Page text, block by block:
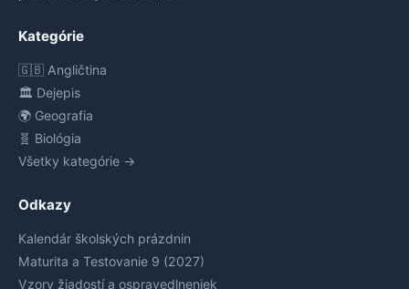
Kategórie
🇬🇧 Angličtina
🏛️ Dejepis
🌍 Geografia
🧬 Biológia
Všetky kategórie →
Odkazy
Kalendár školských prázdnin
Maturita a Testovanie 9 (2027)
Vzory žiadostí a ospravedlneniek